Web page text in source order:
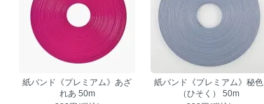
紙バンド《プレミアム》あざ
れあ 50m
紙バンド《プレミアム》秘色
（ひそく） 50m